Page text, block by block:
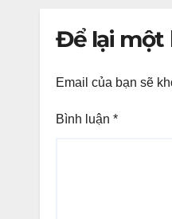
Để lại một
Email của bạn sẽ
Bình luận *